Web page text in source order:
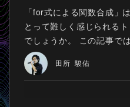
「for式による関数合成」
とって難しく感じられる
でしょうか。 この記事で
を行う方を対象に、for式
メタファーを用いて理解・
します。
田所 駿佑